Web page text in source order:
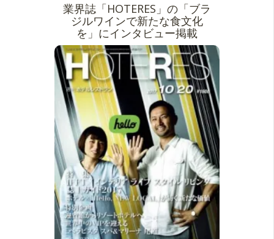
業界誌「HOTERES」の「ブラ
ジルワインで新たな食文化
を」にインタビュー掲載